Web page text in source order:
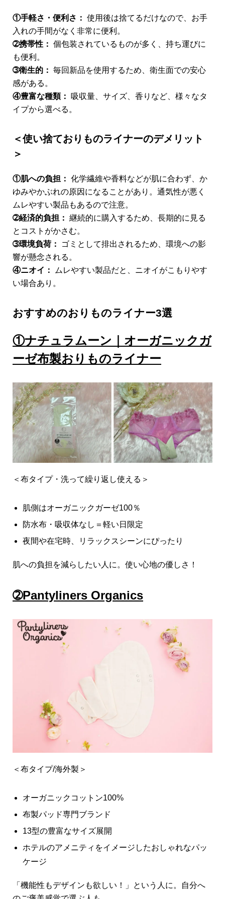
①手軽さ・便利さ： 使用後は捨てるだけなので、お手
入れの手間がなく非常に便利。
➁携帯性： 個包装されているものが多く、持ち運びに
も便利。
➂衛生的： 毎回新品を使用するため、衛生面での安心
感がある。
④豊富な種類：
吸収量、サイズ、香りなど、様々なタ
イプから選べる。
＜使い捨ておりものライナーのデメリット
＞
①肌への負担： 化学繊維や香料などが肌に合わず、か
ゆみやかぶれの原因になることがあり。通気性が悪く
ムレやすい製品もあるので注意。
➁経済的負担： 継続的に購入するため、長期的に見る
とコストがかさむ。
➂環境負荷：
ゴミとして排出されるため、環境への影
響が懸念される。
④ニオイ：
ムレやすい製品だと、ニオイがこもりやす
い場合あり。
おすすめのおりものライナー3選
①ナチュラムーン｜オーガニックガ
ーゼ布製おりものライナー
＜布タイプ・洗って繰り返し使える＞
肌側はオーガニックガーゼ100％
防水布・吸収体なし＝軽い日限定
夜間や在宅時、リラックスシーンにぴったり
肌への負担を減らしたい人に。使い心地の優しさ！
➁Pantyliners Organics
＜布タイプ/海外製＞
オーガニックコットン100%
布製パッド専門ブランド
13型の豊富なサイズ展開
ホテルのアメニティをイメージしたおしゃれなパッ
ケージ
「機能性もデザインも欲しい！」という人に。自分へ